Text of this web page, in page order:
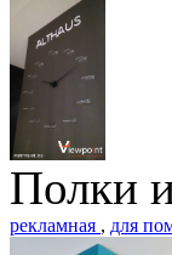
Полки
рекламная , для